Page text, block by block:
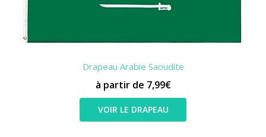
Drapeau Arabie Saoudite
à partir de 7,99€
VOIR LE DRAPEAU